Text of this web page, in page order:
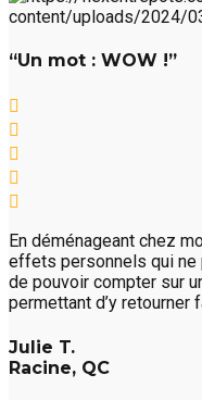
“Un mot : WOW !”
En déménageant chez
effets personnels qui ne
de pouvoir compter sur
permettant d’y retourner
Julie T.
Racine, QC